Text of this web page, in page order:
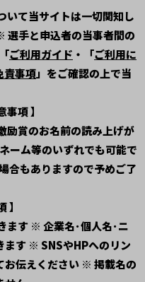
いて当サイトは一切関知し
選手と申込者の当事者間の
ご利用ガイド ・「ご利用に
責事項」をご確認の上で当
項 】
励賞のお名前の読み上げが
ーム等のいずれでも可能で
合もありますので予めご了
】
ます ※ 企業名･個人名･ニ
ます ※ SNSやHPへのリン
お伝えください ※ 掲載名の